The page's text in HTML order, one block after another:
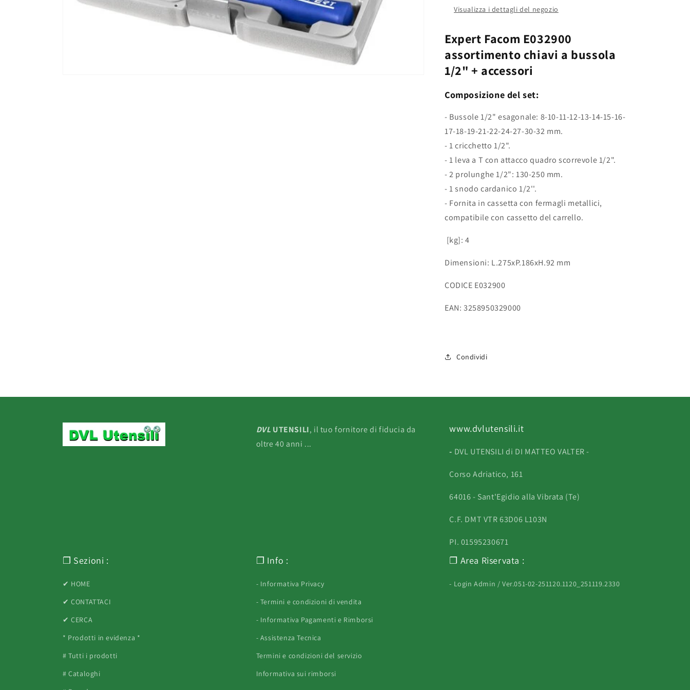
Visualizza i dettagli del negozio
Expert Facom E032900
assortimento chiavi a bussola
1/2" + accessori
Composizione del set:
- Bussole 1/2" esagonale: 8-10-11-12-13-14-15-16-
17-18-19-21-22-24-27-30-32 mm.
- 1 cricchetto 1/2".
- 1 leva a T con attacco quadro scorrevole 1/2".
- 2 prolunghe 1/2": 130-250 mm.
- 1 snodo cardanico 1/2''.
- Fornita in cassetta con fermagli metallici,
compatibile con cassetto del carrello.
[kg]: 4
Dimensioni: L.275xP.186xH.92 mm
CODICE E032900
EAN: 3258950329000
Condividi
DVL UTENSILI, il tuo fornitore di fiducia da
oltre 40 anni ...
www.dvlutensili.it
- DVL UTENSILI di DI MATTEO VALTER -
Corso Adriatico, 161
64016 - Sant'Egidio alla Vibrata (Te)
C.F. DMT VTR 63D06 L103N
PI. 01595230671
❐ Sezioni :
✔ HOME
✔ CONTATTACI
✔ CERCA
* Prodotti in evidenza *
# Tutti i prodotti
# Cataloghi
❐ Info :
- Informativa Privacy
- Termini e condizioni di vendita
- Informativa Pagamenti e Rimborsi
- Assistenza Tecnica
Termini e condizioni del servizio
Informativa sui rimborsi
❐ Area Riservata :
- Login Admin / Ver.051-02-251120.1120_251119.2330